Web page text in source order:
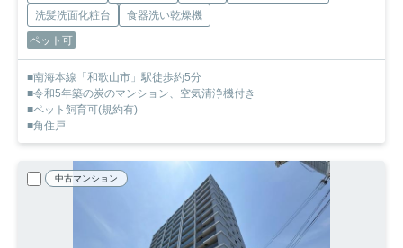
洗髪洗面化粧台
食器洗い乾燥機
ペット可
■南海本線「和歌山市」駅徒歩約5分
■令和5年築の炭のマンション、空気清浄機付き
■ペット飼育可(規約有)
■角住戸
中古マンション